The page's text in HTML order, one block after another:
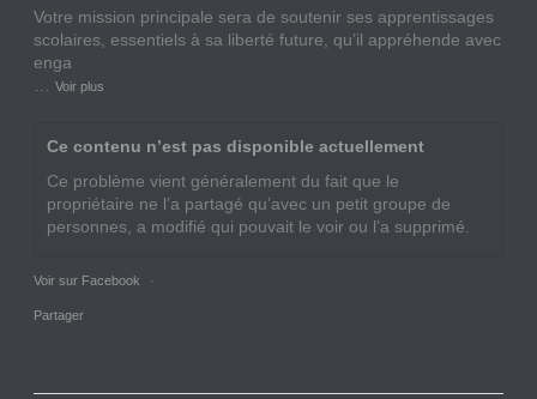
Votre mission principale sera de soutenir ses apprentissages
scolaires, essentiels à sa liberté future, qu’il appréhende avec
enga
…Voir plus
Ce contenu n’est pas disponible actuellement
Ce problème vient généralement du fait que le
propriétaire ne l’a partagé qu’avec un petit groupe de
personnes, a modifié qui pouvait le voir ou l’a supprimé.
Voir sur Facebook ·
Partager